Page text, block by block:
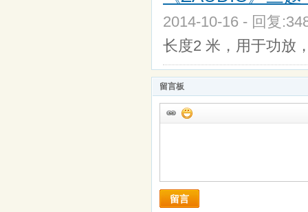
2014-10-16 - 回复
长度2 米，用于功放
留言板
留言